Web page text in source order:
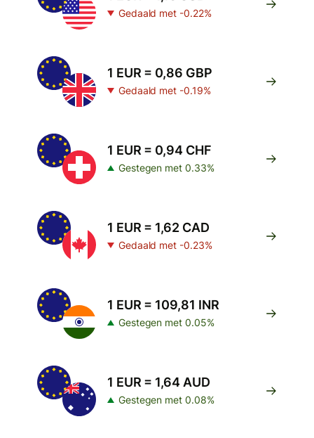
Gedaald met -0.22%
1 EUR = 0,86 GBP
Gedaald met -0.19%
1 EUR = 0,94 CHF
Gestegen met 0.33%
1 EUR = 1,62 CAD
Gedaald met -0.23%
1 EUR = 109,81 INR
Gestegen met 0.05%
1 EUR = 1,64 AUD
Gestegen met 0.08%